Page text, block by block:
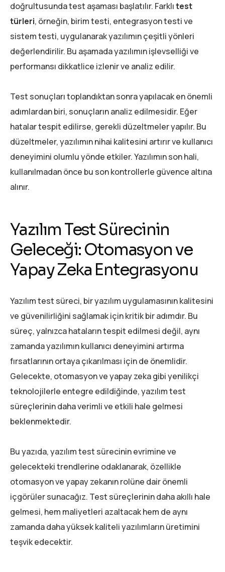
doğrultusunda test aşaması başlatılır. Farklıtest
türleri, örneğin, birim testi, entegrasyon testi ve
sistem testi, uygulanarak yazılımın çeşitli yönleri
değerlendirilir. Bu aşamada yazılımın işlevselliği ve
performansı dikkatlice izlenir ve analiz edilir.
Test sonuçları toplandıktan sonra yapılacak en önemli
adımlardan biri, sonuçların analiz edilmesidir. Eğer
hatalar tespit edilirse, gerekli düzeltmeler yapılır. Bu
düzeltmeler, yazılımın nihai kalitesini artırır ve kullanıcı
deneyimini olumlu yönde etkiler. Yazılımın son hali,
kullanılmadan önce bu son kontrollerle güvence altına
alınır.
Yazılım Test Sürecinin
Geleceği: Otomasyon ve
Yapay Zeka Entegrasyonu
Yazılım test süreci, bir yazılım uygulamasının kalitesini
ve güvenilirliğini sağlamak için kritik bir adımdır. Bu
süreç, yalnızca hataların tespit edilmesi değil, aynı
zamanda yazılımın kullanıcı deneyimini artırma
fırsatlarının ortaya çıkarılması için de önemlidir.
Gelecekte, otomasyon ve yapay zeka gibi yenilikçi
teknolojilerle entegre edildiğinde, yazılım test
süreçlerinin daha verimli ve etkili hale gelmesi
beklenmektedir.
Bu yazıda, yazılım test sürecinin evrimine ve
gelecekteki trendlerine odaklanarak, özellikle
otomasyon ve yapay zekanın rolüne dair önemli
içgörüler sunacağız. Test süreçlerinin daha akıllı hale
gelmesi, hem maliyetleri azaltacak hem de aynı
zamanda daha yüksek kaliteli yazılımların üretimini
teşvik edecektir.